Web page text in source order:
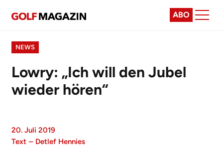
ABO
NEWS
Lowry: „Ich will den Jubel
wieder hören“
20. Juli 2019
Text – Detlef Hennies